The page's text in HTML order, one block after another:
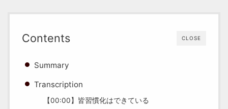
CLOSE
Contents
Summary
Transcription
【00:00】皆習慣化はできている